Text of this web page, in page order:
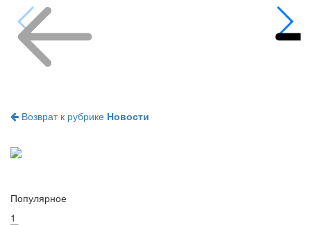
Возврат к рубрике Новости
Популярное
1